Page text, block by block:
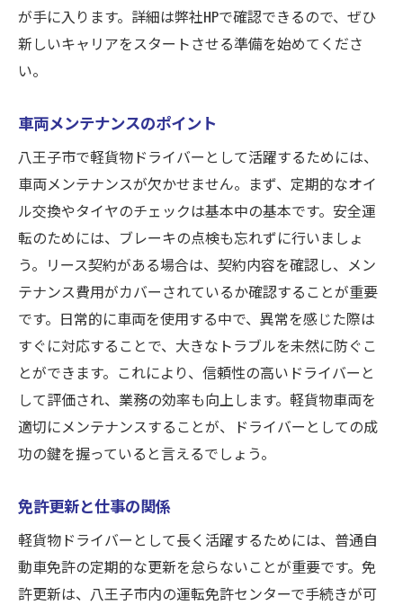
が手に入ります。詳細は弊社HPで確認できるので、ぜひ
新しいキャリアをスタートさせる準備を始めてくださ
い。
車両メンテナンスのポイント
八王子市で軽貨物ドライバーとして活躍するためには、
車両メンテナンスが欠かせません。まず、定期的なオイ
ル交換やタイヤのチェックは基本中の基本です。安全運
転のためには、ブレーキの点検も忘れずに行いましょ
う。リース契約がある場合は、契約内容を確認し、メン
テナンス費用がカバーされているか確認することが重要
です。日常的に車両を使用する中で、異常を感じた際は
すぐに対応することで、大きなトラブルを未然に防ぐこ
とができます。これにより、信頼性の高いドライバーと
して評価され、業務の効率も向上します。軽貨物車両を
適切にメンテナンスすることが、ドライバーとしての成
功の鍵を握っていると言えるでしょう。
免許更新と仕事の関係
軽貨物ドライバーとして長く活躍するためには、普通自
動車免許の定期的な更新を怠らないことが重要です。免
許更新は、八王子市内の運転免許センターで手続きが可